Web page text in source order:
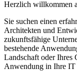
Herzlich willkommen
Sie suchen einen
Architekten und
zukunftsfähige
bestehende
Landschaft oder Ihres
Anwendung in Ihre IT